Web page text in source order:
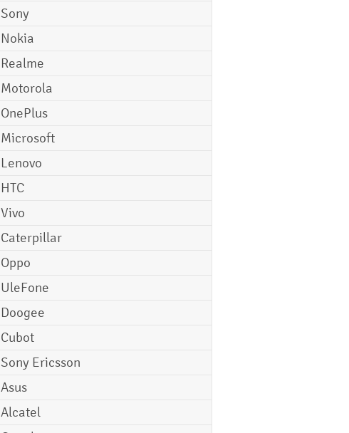
Sony
Nokia
Realme
Motorola
OnePlus
Microsoft
Lenovo
HTC
Vivo
Caterpillar
Oppo
UleFone
Doogee
Cubot
Sony Ericsson
Asus
Alcatel